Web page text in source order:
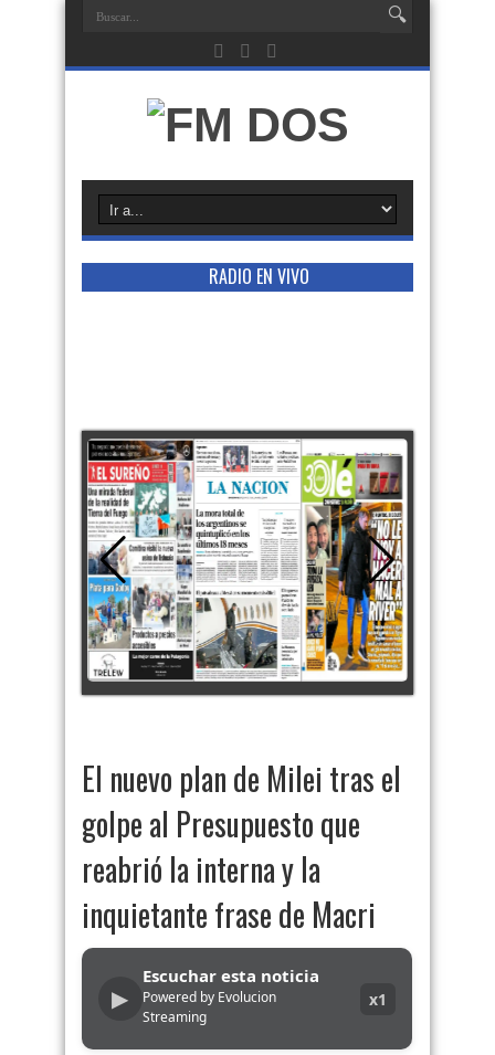
RADIO EN VIVO
El nuevo plan de Milei tras el
golpe al Presupuesto que
reabrió la interna y la
inquietante frase de Macri
▶
Escuchar esta noticia
Powered by Evolucion
Streaming
x1